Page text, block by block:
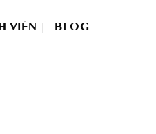
VIÊN BLOG